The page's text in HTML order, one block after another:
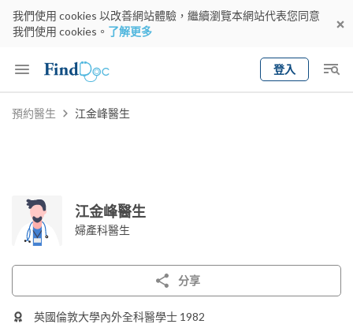
我們使用 cookies 以改善網站體驗，繼續瀏覽本網站代表您同意
我們使用 cookies。 了解更多
登入
Keyword
預約醫生 江金峰醫生
江金峰醫生
婦產科醫生
分享
英國倫敦大學內外全科醫學士 1982